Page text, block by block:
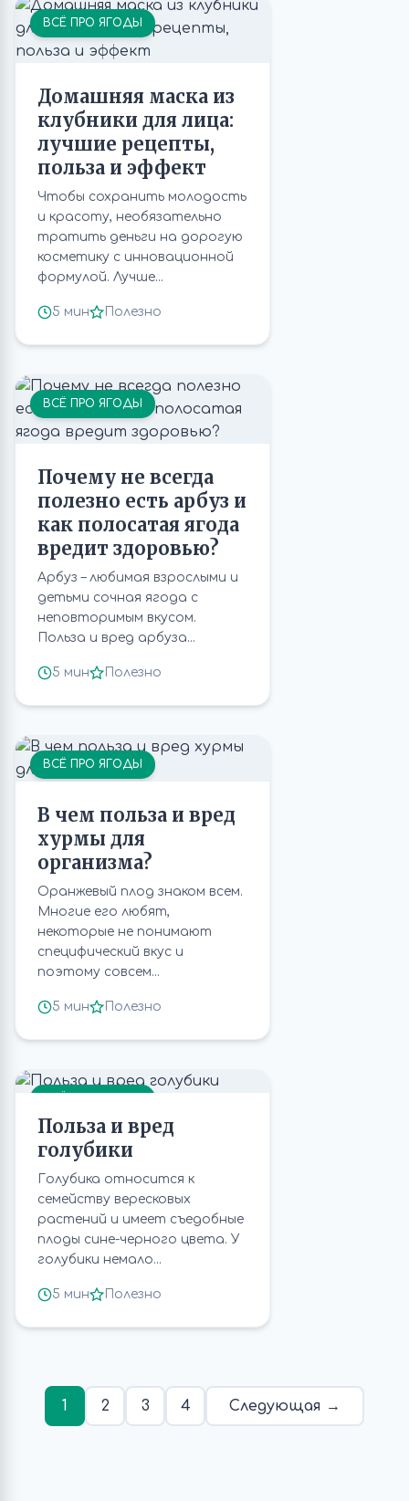
ВСЁ ПРО ЯГОДЫ
Домашняя маска из
клубники для лица:
лучшие рецепты,
польза и эффект
Чтобы сохранить молодость
и красоту, необязательно
тратить деньги на дорогую
косметику с инновационной
формулой. Лучше...
5 мин Полезно
ВСЁ ПРО ЯГОДЫ
Почему не всегда
полезно есть арбуз и
как полосатая ягода
вредит здоровью?
Арбуз – любимая взрослыми и
детьми сочная ягода с
неповторимым вкусом.
Польза и вред арбуза...
5 мин Полезно
ВСЁ ПРО ЯГОДЫ
В чем польза и вред
хурмы для
организма?
Оранжевый плод знаком всем.
Многие его любят,
некоторые не понимают
специфический вкус и
поэтому совсем...
5 мин Полезно
Польза и вред
голубики
Голубика относится к
семейству вересковых
растений и имеет съедобные
плоды сине-черного цвета. У
голубики немало...
5 мин Полезно
1 2 3 4 Следующая →